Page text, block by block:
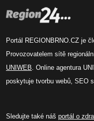
Portál REGIONBRNO.CZ je
Provozovatelem sítě
UNIWEB . Online agentura
poskytuje tvorbu webů, SEO
Sledujte také náš portál o